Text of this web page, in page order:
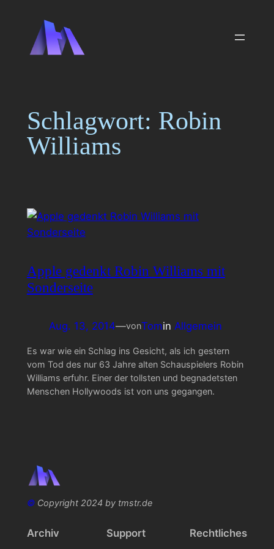
springen
Schlagwort: Robin
Williams
Apple gedenkt Robin Williams mit
Sonderseite
Aug. 13, 2014—vonTomin Allgemein
Es war wie ein Schlag ins Gesicht, als ich gestern
vom Tod des nur 63 Jahre alten Schauspielers Robin
Williams erfuhr. Einer der tollsten und begnadetsten
Menschen Hollywoods ist von uns gegangen.
©Copyright 2024 by tmstr.de
Archiv Support Rechtliches